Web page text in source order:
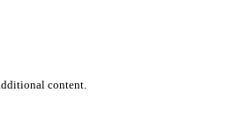
content.